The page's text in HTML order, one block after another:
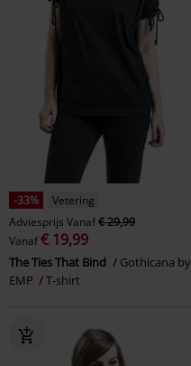
-33%
Vetering
Adviesprijs Vanaf€ 29,99
Vanaf€ 19,99
The Ties That Bind
Gothicana by
EMP
T-shirt